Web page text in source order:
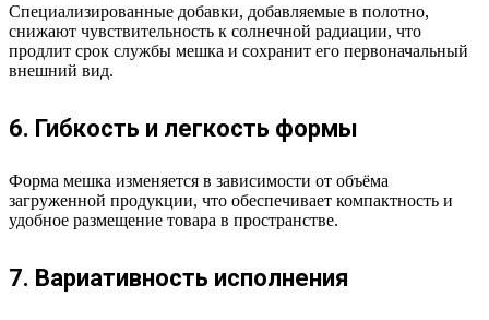
Специализированные добавки, добавляемые в полотно,
снижают чувствительность к солнечной радиации, что
продлит срок службы мешка и сохранит его первоначальный
внешний вид.
6. Гибкость и легкость формы
Форма мешка изменяется в зависимости от объёма
загруженной продукции, что обеспечивает компактность и
удобное размещение товара в пространстве.
7. Вариативность исполнения